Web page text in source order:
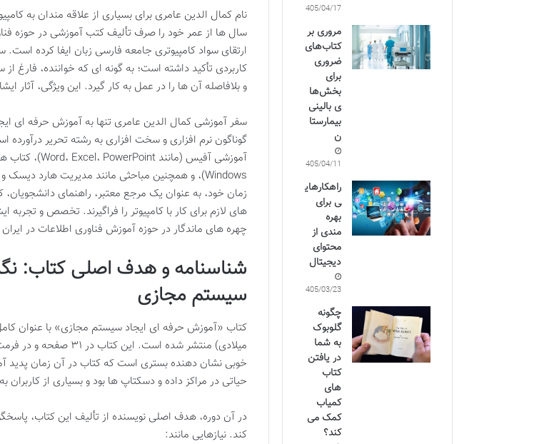
نام کمال الدین عامری برای بسیاری از علاقه مندان به
سال ها از عمر خود را صرف تألیف کتب آموزشی در حوزه
ارتقای سواد کامپیوتری جامعه فارسی زبان ایفا کرده
کاربردی تأکید داشته است؛ به گونه ای که خواننده، فارغ
و بلافاصله آن ها را در عمل به کار گیرد. این ویژگی، آثار
سفر آموزشی کمال الدین عامری تنها بهآموزش حرفه ای
گوناگون نرم افزاری و سخت افزاری به رشته تحریر
آموزشی آفیس (مانند Word، Excel، PowerPoint)، کتاب های مرتبط با نصب ویندوز (مانند
Windows)، و همچنین مباحثی مانند مدیریت هارد دیسک و
زمان خود، به عنوان یک مرجع معتبر، راهنمای دانشجویان،
های لازم برای کار با کامپیوتر را فراگیرند. تخصص و
چهره های ماندگار در حوزه آموزش فناوری اطلاعات در
شناسنامه و هدف اصلی کتاب:
سیستم مجازی
خوبی نشان دهنده بستری است که کتاب در آن زمان پدید
حیاتی در مراکز داده و دسکتاپ ها بود و بسیاری از کاربران
در آن دوره،هدف اصلی نویسنده از تألیف این کتاب،
کند. نیازهایی مانند:
1405/04/17
مروری بر
کتاب‌های
ضروری
برای
بخش‌ها
ی بالینی
بیمارستا
ن
1405/04/11
راهکارهای
ی برای
بهره
مندی از
محتوای
دیجیتال
1405/03/23
چگونه
گلوبوک
به شما
در یافتن
کتاب
های
کمیاب
کمک می
کند؟